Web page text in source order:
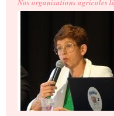
Nos organisations agricoles